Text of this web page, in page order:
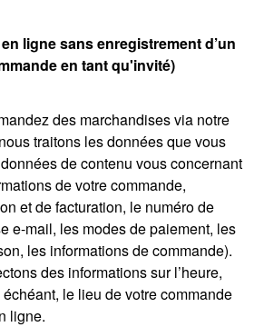
ligne sans enregistrement d’un
en tant qu'invité)
des marchandises via notre
traitons les données que vous
de contenu vous concernant
de votre commande,
et de facturation, le numéro de
e-mail, les modes de paiement, les
les informations de commande).
des informations sur l’heure,
échéant, le lieu de votre commande
ligne.